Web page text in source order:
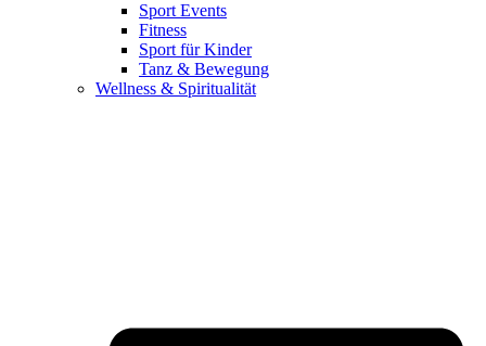
Sport Events
Fitness
Sport für Kinder
Tanz & Bewegung
Wellness & Spiritualität